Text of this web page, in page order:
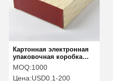
Картонная электронная
упаковочная коробка
Устойчивость к ударам
для цифровых
продуктов 3C
MOQ:1000
Цена:USD0.1-200